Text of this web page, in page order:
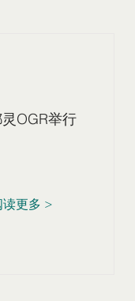
OGR举行
读更多 >